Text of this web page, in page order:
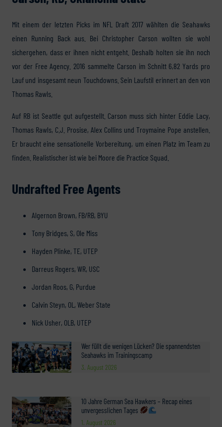
Wer füllt die wenigen Lücken? Die spannendsten
Seahawks im Trainingscamp
3. August 2026
10 Jahre German Sea Hawkers – Recap eines
unvergesslichen Tages
1. August 2026
Mit einem der letzten Picks im NFL Draft 2017 wählten die Seahawks
einen Running Back aus. Bei Christopher Carson wollten sie wohl
sichergehen, dass er ihnen nicht entgeht. Deshalb holten sie ihn noch
vor der Free Agency. 2016 sammelte Carson im Schnitt 6,82 Yards pro
Lauf und insgesamt neun Touchdowns. Sein Laufstil erinnert an den von
Thomas Rawls.
Auf RB ist Seattle gut aufgestellt. Carson muss sich hinter Eddie Lacy,
Thomas Rawls, C.J. Prosise, Alex Collins und Troymaine Pope anstellen.
Er braucht eine sensationelle Vorbereitung, um einen Platz im Team zu
finden. Realistischer ist wie bei Moore die Practice Squad.
Undrafted Free Agents
Algernon Brown, FB/RB, BYU
Tony Bridges, S, Ole Miss
Hayden Plinke, TE, UTEP
Darreus Rogers, WR, USC
Jordan Roos, G, Purdue
Calvin Steyn, OL, Weber State
Nick Usher, OLB, UTEP